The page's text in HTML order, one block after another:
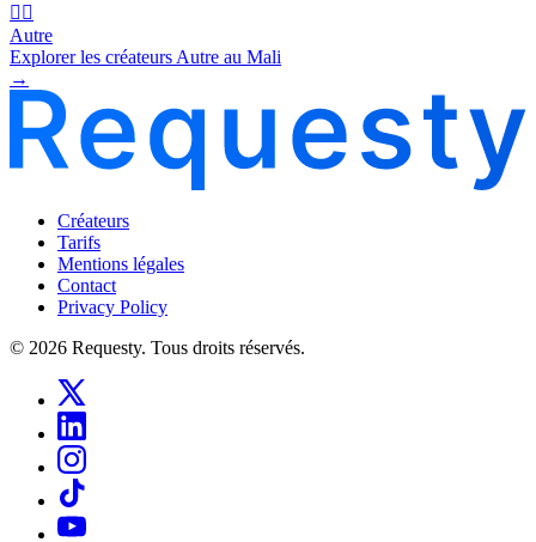
🧜‍♂️
Autre
Explorer les créateurs Autre au Mali
→
Créateurs
Tarifs
Mentions légales
Contact
Privacy Policy
© 2026 Requesty. Tous droits réservés.